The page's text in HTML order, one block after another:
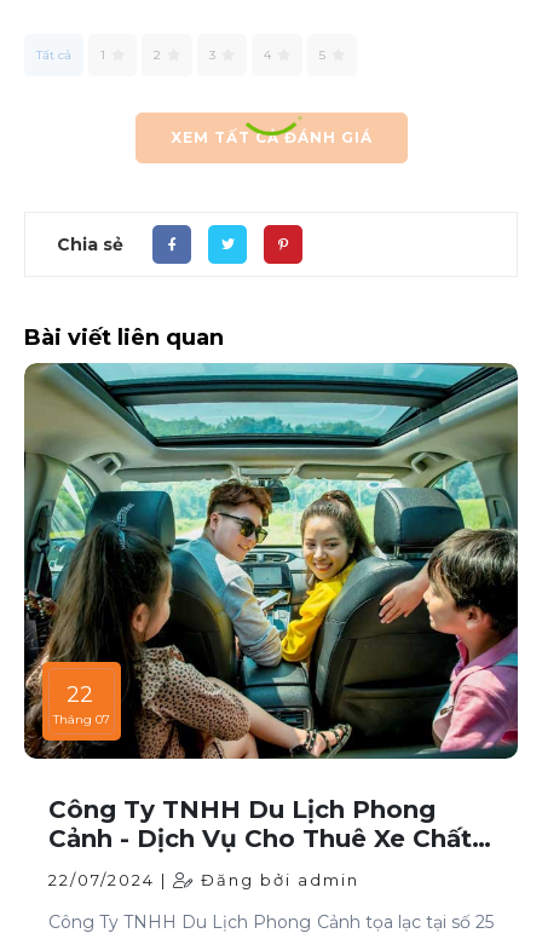
Tất cả 1 2 3 4 5
XEM TẤT CẢ ĐÁNH GIÁ
Chia sẻ
Bài viết liên quan
22
Tháng 07
Công Ty TNHH Du Lịch Phong
Cảnh - Dịch Vụ Cho Thuê Xe Chất
Lượng Cao Tại TP HCM
22/07/2024 | Đăng bởi admin
Công Ty TNHH Du Lịch Phong Cảnh tọa lạc tại số 25